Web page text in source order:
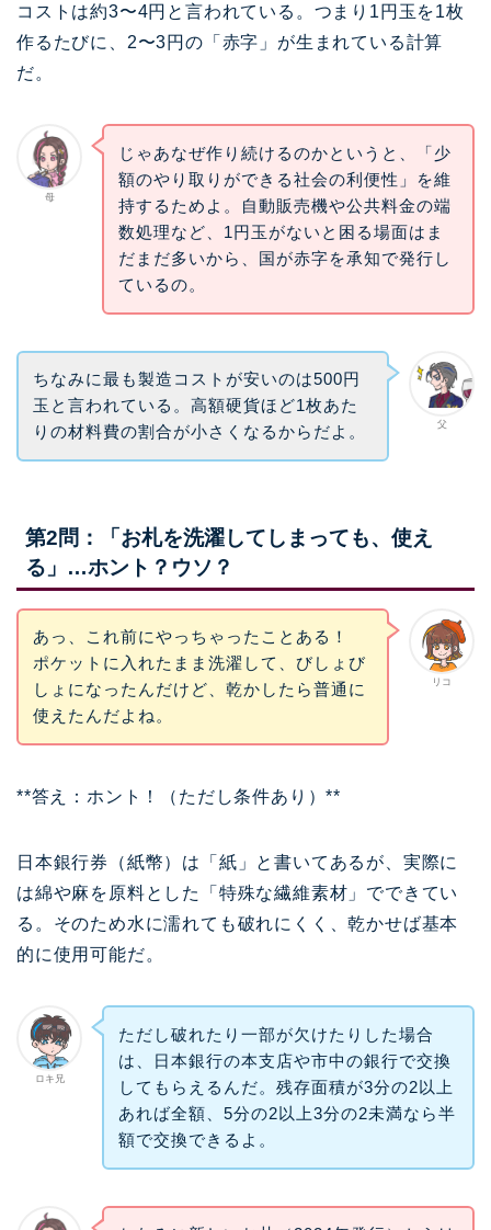
コストは約3〜4円と言われている。つまり1円玉を1枚
作るたびに、2〜3円の「赤字」が生まれている計算
だ。
母
じゃあなぜ作り続けるのかというと、「少
額のやり取りができる社会の利便性」を維
持するためよ。自動販売機や公共料金の端
数処理など、1円玉がないと困る場面はま
だまだ多いから、国が赤字を承知で発行し
ているの。
父
ちなみに最も製造コストが安いのは500円
玉と言われている。高額硬貨ほど1枚あた
りの材料費の割合が小さくなるからだよ。
第2問：「お札を洗濯してしまっても、使え
る」…ホント？ウソ？
リコ
あっ、これ前にやっちゃったことある！
ポケットに入れたまま洗濯して、びしょび
しょになったんだけど、乾かしたら普通に
使えたんだよね。
**答え：ホント！（ただし条件あり）**
日本銀行券（紙幣）は「紙」と書いてあるが、実際に
は綿や麻を原料とした「特殊な繊維素材」でできてい
る。そのため水に濡れても破れにくく、乾かせば基本
的に使用可能だ。
ロキ兄
ただし破れたり一部が欠けたりした場合
は、日本銀行の本支店や市中の銀行で交換
してもらえるんだ。残存面積が3分の2以上
あれば全額、5分の2以上3分の2未満なら半
額で交換できるよ。